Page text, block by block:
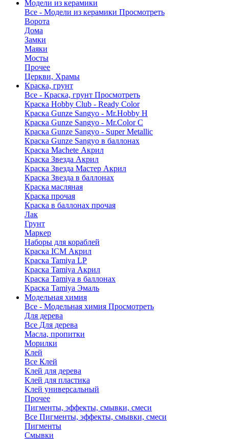
Модели из керамики
Все - Модели из керамики Просмотреть
Ворота
Дома
Замки
Маяки
Мосты
Прочее
Церкви, Храмы
Краска, грунт
Все - Краска, грунт Просмотреть
Краска Hobby Club - Ready Color
Краска Gunze Sangyo - Mr.Hobby H
Краска Gunze Sangyo - Mr.Color C
Краска Gunze Sangyo - Super Metallic
Краска Gunze Sangyo в баллонах
Краска Machete Акрил
Краска Звезда Акрил
Краска Звезда Мастер Акрил
Краска Звезда в баллонах
Краска масляная
Краска прочая
Краска в баллонах прочая
Лак
Грунт
Маркер
Наборы для кораблей
Краска ICM Акрил
Краска Tamiya LP
Краска Tamiya Акрил
Краска Tamiya в баллонах
Краска Tamiya Эмаль
Модельная химия
Все - Модельная химия Просмотреть
Для дерева
Все Для дерева
Масла, пропитки
Морилки
Клей
Все Клей
Клей для дерева
Клей для пластика
Клей универсальный
Прочее
Пигменты, эффекты, смывки, смеси
Все Пигменты, эффекты, смывки, смеси
Пигменты
Смывки